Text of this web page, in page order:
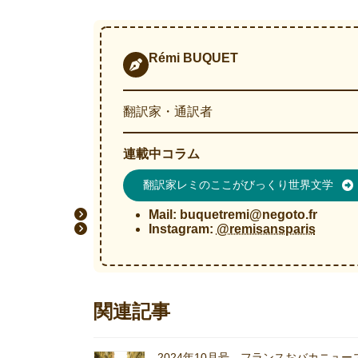
Rémi BUQUET
翻訳家・通訳者
連載中コラム
翻訳家レミのここがびっくり世界文学
Mail: buquetremi@negoto.fr
Instagram: @remisansparis
関連記事